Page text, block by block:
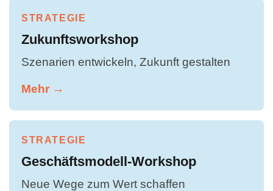
STRATEGIE
Zukunftsworkshop
Szenarien entwickeln, Zukunft gestalten
Mehr →
STRATEGIE
Geschäftsmodell-Workshop
Neue Wege zum Wert schaffen